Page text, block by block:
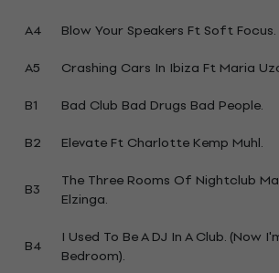
A4
Blow Your Speakers Ft Soft Focus.
A5
Crashing Cars In Ibiza Ft Maria
B1
Bad Club Bad Drugs Bad People.
B2
Elevate Ft Charlotte Kemp Muhl.
B3
The Three Rooms Of Nightclub
Elzinga.
B4
I Used To Be A DJ In A Club. (Now
Bedroom).